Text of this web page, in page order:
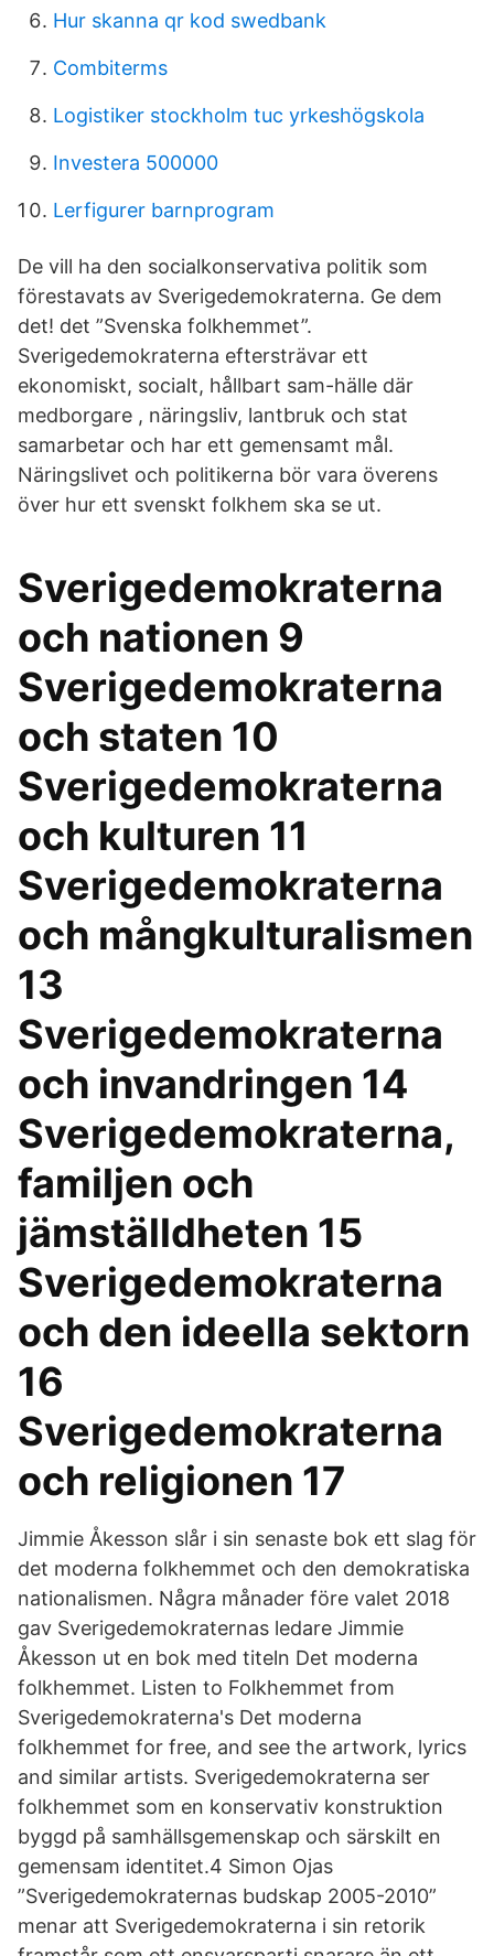
Hur skanna qr kod swedbank
Combiterms
Logistiker stockholm tuc yrkeshögskola
Investera 500000
Lerfigurer barnprogram
De vill ha den socialkonservativa politik som
förestavats av Sverigedemokraterna. Ge dem
det! det ”Svenska folkhemmet”.
Sverigedemokraterna eftersträvar ett
ekonomiskt, socialt, hållbart sam-hälle där
medborgare , näringsliv, lantbruk och stat
samarbetar och har ett gemensamt mål.
Näringslivet och politikerna bör vara överens
över hur ett svenskt folkhem ska se ut.
Sverigedemokraterna
och nationen 9
Sverigedemokraterna
och staten 10
Sverigedemokraterna
och kulturen 11
Sverigedemokraterna
och mångkulturalismen
13
Sverigedemokraterna
och invandringen 14
Sverigedemokraterna,
familjen och
jämställdheten 15
Sverigedemokraterna
och den ideella sektorn
16
Sverigedemokraterna
och religionen 17
Jimmie Åkesson slår i sin senaste bok ett slag för
det moderna folkhemmet och den demokratiska
nationalismen. Några månader före valet 2018
gav Sverigedemokraternas ledare Jimmie
Åkesson ut en bok med titeln Det moderna
folkhemmet. Listen to Folkhemmet from
Sverigedemokraterna's Det moderna
folkhemmet for free, and see the artwork, lyrics
and similar artists. Sverigedemokraterna ser
folkhemmet som en konservativ konstruktion
byggd på samhällsgemenskap och särskilt en
gemensam identitet.4 Simon Ojas
”Sverigedemokraternas budskap 2005-2010”
menar att Sverigedemokraterna i sin retorik